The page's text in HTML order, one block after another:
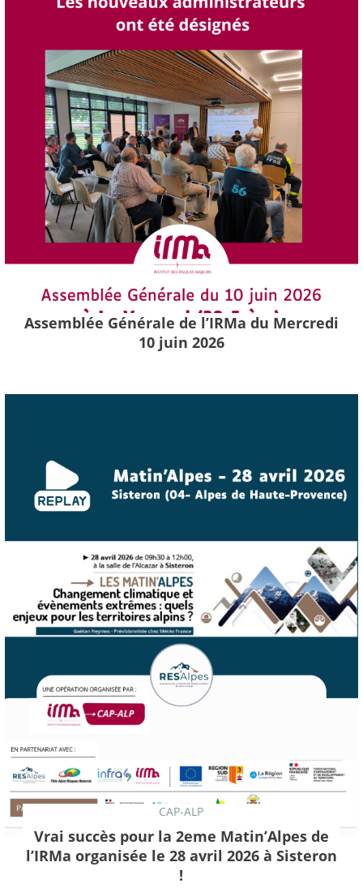
Assemblée Générale de l’IRMa du Mercredi
10 juin 2026
CAP-ALP
Vrai succès pour la 2eme Matin’Alpes de
l’IRMa organisée le 28 avril 2026 à Sisteron
!